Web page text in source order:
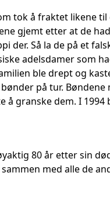
tok å fraktet likene
gjemt etter at de
der. Så la de på et
adelsdamer som
ble drept og
på tur.
å granske dem. I
80 år etter sin
med alle de